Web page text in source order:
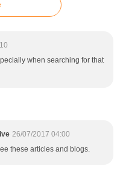
when searching for that
26/07/2017 04:00
these articles and blogs.